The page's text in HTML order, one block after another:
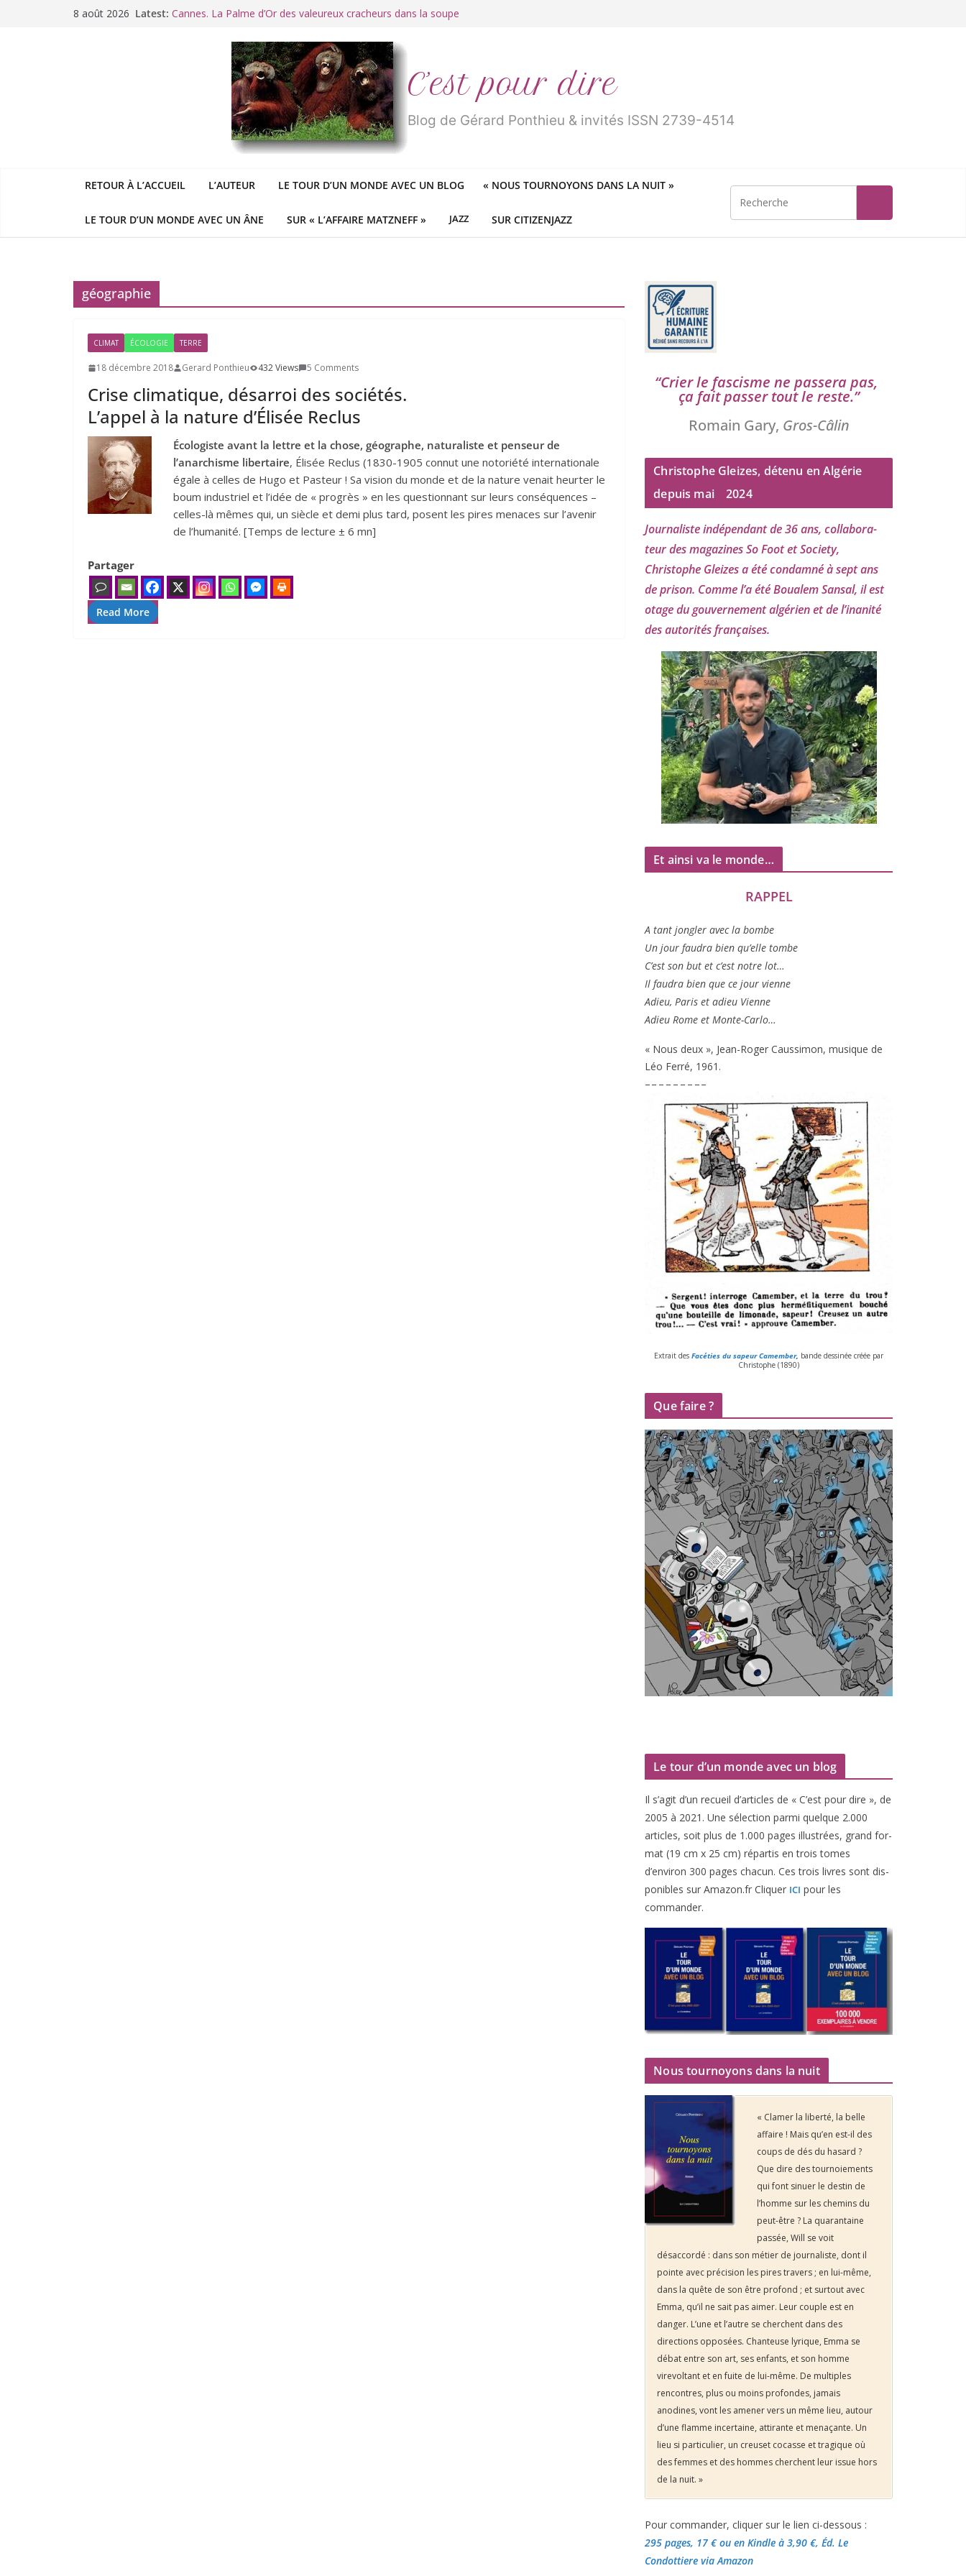
8 août 2026 Latest: Cannes. La Palme d’Or des valeureux cracheurs dans la soupe
Racisme. Moi, Picard-Marseillais traité de « blanc de merde » !
George : « Le meilleur des mondes » ou «
Le patriarcat », bouc émissaire des féministes idéologiquesC’est pour dire
Blog de Gérard Ponthieu & invités ISSN 2739-4514
RETOUR À L’ACCUEIL L’AUTEUR LE TOUR D’UN MONDE AVEC UN BLOG « NOUS TOURNOYONS DANS LA NUIT »
LE TOUR D’UN MONDE AVEC UN ÂNE SUR « L’AFFAIRE MATZNEFF » JAZZ SUR CITIZENJAZZ
géographie
CLIMAT ÉCOLOGIE TERRE
18 décembre 2018 Gerard Ponthieu 432 Views 5 Comments
Crise climatique, désarroi des sociétés.
L’appel à la nature d’Élisée Reclus
Écologiste avant la lettre et la chose, géographe, naturaliste et penseur de
l’anarchisme libertaire, Élisée Reclus (1830-1905 connut une notoriété internationale
égale à celles de Hugo et Pasteur ! Sa vision du monde et de la nature venait heurter le
boum industriel et l’idée de « progrès » en les questionnant sur leurs conséquences –
celles-là mêmes qui, un siècle et demi plus tard, posent les pires menaces sur l’avenir
de l’humanité. [Temps de lecture ± 6 mn]
Partager
Read More
“Crier le fas­cisme ne pas­se­ra pas,
ça fait pas­ser tout le reste.”
Romain Gary, Gros-Câlin
Christophe Gleizes, détenu en Algérie
depuis mai
2024
Journaliste indé­pen­dant de36ans, col­la­bo­ra­
teur des maga­zines So Foot et Society,
Christophe Gleizesa été condam­né à sept ans
de pri­son. Comme l’a été Boualem Sansal, il est
otage du gou­ver­ne­ment algé­rien et de l’i­na­ni­té
des auto­ri­tés françaises.
Et ainsi va le monde…
RAPPEL
A tant jon­gler avec la bombe
Un jour fau­dra bien qu’elle tombe
C’est son but et c’est notre lot…
Il fau­dra bien que ce jour vienne
Adieu, Paris et adieu Vienne
Adieu Rome et Monte-Carlo…
« Nous deux », Jean-Roger Caussimon, musique de
Léo Ferré, 1961 .
– – – – – – – – –
Extrait des Facéties du sapeur Camember, bande des­si­née créée par
Christophe (1890)
Que faire ?
Le tour d’un monde avec un blog
Il s’agit d’un recueil d’ar­ticles de « C’est pour dire », de
2005 à 2021 . Une sélec­tion par­mi quelque 2.000
articles, soit plus de 1 .000 pages illus­trées, grand for­
mat (19 cm x 25 cm) répar­tis en trois tomes
d’environ 300 pages cha­cun. Ces trois livres sont dis­
po­nibles sur Amazon​.fr Cliquer ICI pour les
commander.
Nous tournoyons dans la nuit
« Clamer la liberté, la belle
affaire ! Mais qu’en est-il des
coups de dés du hasard ?
Que dire des tournoiements
qui font sinuer le destin de
l’homme sur les chemins du
peut-être ? La quarantaine
passée, Will se voit
désaccordé : dans son métier de journaliste, dont il
pointe avec précision les pires travers ; en lui-même,
dans la quête de son être profond ; et surtout avec
Emma, qu’il ne sait pas aimer. Leur couple est en
danger. L’une et l’autre se cherchent dans des
directions opposées. Chanteuse lyrique, Emma se
débat entre son art, ses enfants, et son homme
virevoltant et en fuite de lui-même. De multiples
rencontres, plus ou moins profondes, jamais
anodines, vont les amener vers un même lieu, autour
d’une flamme incertaine, attirante et menaçante. Un
lieu si particulier, un creuset cocasse et tragique où
des femmes et des hommes cherchent leur issue hors
de la nuit. »
Pour commander, cliquer sur le lien ci-dessous :
295 pages, 17 €ou en Kindle à 3,90 €, Éd. Le
Condottiere via Amazon